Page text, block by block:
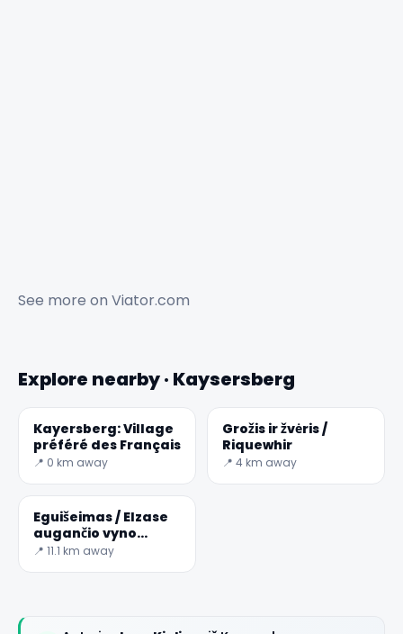
See more on Viator.com
Explore nearby · Kaysersberg
Kayersberg: Village
préféré des Français
📍 0 km away
Grožis ir žvėris /
Riquewhir
📍 4 km away
Eguišeimas / Elzase
augančio vyno
gimtinė
📍 11.1 km away